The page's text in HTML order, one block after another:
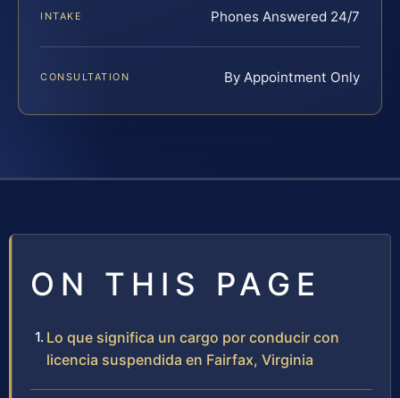
INTAKE Phones Answered 24/7
CONSULTATION By Appointment Only
ON THIS PAGE
Lo que significa un cargo por conducir con
licencia suspendida en Fairfax, Virginia